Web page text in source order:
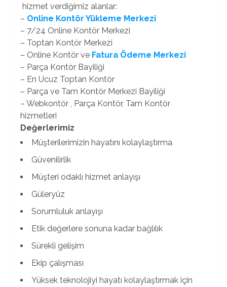
hizmet verdiğimiz alanlar:
– Online Kontör Yükleme Merkezi
– 7/24 Online Kontör Merkezi
– Toptan Kontör Merkezi
– Online Kontör ve Fatura Ödeme Merkezi
– Parça Kontör Bayiliği
– En Ucuz Toptan Kontör
– Parça ve Tam Kontör Merkezi Bayiliği
– Webkontör , Parça Kontör, Tam Kontör
hizmetleri
Değerlerimiz
Müşterilerimizin hayatını kolaylaştırma
Güvenilirlik
Müşteri odaklı hizmet anlayışı
Güleryüz
Sorumluluk anlayışı
Etik değerlere sonuna kadar bağlılık
Sürekli gelişim
Ekip çalışması
Yüksek teknolojiyi hayatı kolaylaştırmak için